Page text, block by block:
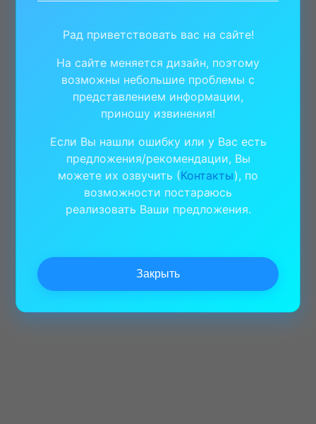
Рад приветствовать вас на сайте!
На сайте меняется дизайн, поэтому
возможны небольшие проблемы с
представлением информации,
приношу извинения!
Если Вы нашли ошибку или у Вас есть
предложения/рекомендации, Вы
можете их озвучить (Контакты), по
возможности постараюсь
реализовать Ваши предложения.
Закрыть